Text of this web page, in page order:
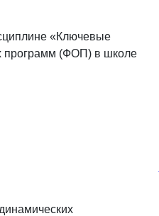
«Ключевые
программ (ФОП) в школе